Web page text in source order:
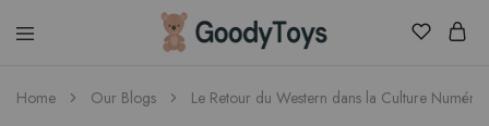
Children
Toys
Home Our Blogs Le Retour du Western dans la Culture